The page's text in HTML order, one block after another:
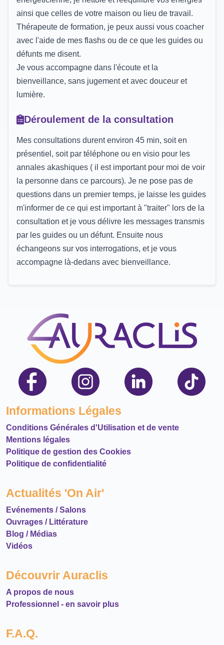
ainsi que celles de votre maison ou lieu de travail.
Thérapeute de formation, je peux aussi vous coacher
avec l'aide de mes flashs ou de ce que les guides ou
défunts me disent.
Je vous accompagne dans l'écoute et la
bienveillance, sans jugement et avec douceur et
lumière.
Déroulement de la consultation
Mes consultations durent environ 45 min, soit en
présentiel, soit par téléphone ou en visio pour les
annales akashiques ( il est important pour moi de voir
la personne dans ce parcours). Je ne pose pas de
questions dans un premier temps, je laisse les guides
m'informer de ce qui est important à "traiter" lors de la
consultation et je vous délivre les messages transmis
par les guides ou un défunt. Ensuite nous
échangeons sur vos interrogations, et je vous
accompagne là-dedans avec bienveillance.
Informations Légales
Conditions Générales d'Utilisation et de vente
Mentions légales
Politique de gestion des Cookies
Politique de confidentialité
Actualités 'On Air'
Evénements / Salons
Ouvrages / Littérature
Blog / Médias
Vidéos
Découvrir Auraclis
A propos de nous
Professionnel - en savoir plus
F.A.Q.